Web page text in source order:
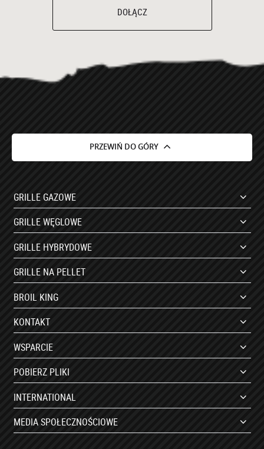
DOŁĄCZ
PRZEWIŃ DO GÓRY
GRILLE GAZOWE
GRILLE WĘGLOWE
GRILLE HYBRYDOWE
GRILLE NA PELLET
BROIL KING
KONTAKT
WSPARCIE
POBIERZ PLIKI
INTERNATIONAL
MEDIA SPOŁECZNOŚCIOWE